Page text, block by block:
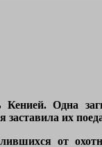
Кенией. Одна
их
от